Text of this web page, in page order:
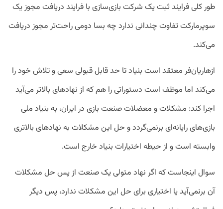
طور کلی فرایند ثبت یک شرکت بازی‌سازی با فرایند دریافت مجوز یک
سوپرمارکت تفاوت چندانی ندارد چه بسا دومی راحت‌تر مجوز دریافت
می‌کند.
ازهاریان‌فر معتقد است بنیاد تا حد قابل قبولی سعی و تلاش خود را
می‌کند اما موظف است دستوراتی را هم که از نهاد‌های بالاتر می‌آید
اجرا کند: مشکلات و معضلات صنعت بازی در ایران، به بنیاد ملی
بازی‌های رایانه‌ای برنمی‌گردد و حل این مشکلات به نهاد‌های بالاتری
وابسته است و از حیطه اختیارات بنیاد خارج است.
سوال اینجاست که اگر نهاد متولی یک صنعت از پس حل مشکلات
آن برنمی‌آید یا اختیاری برای حل این مشکلات ندارد، پس دیگر